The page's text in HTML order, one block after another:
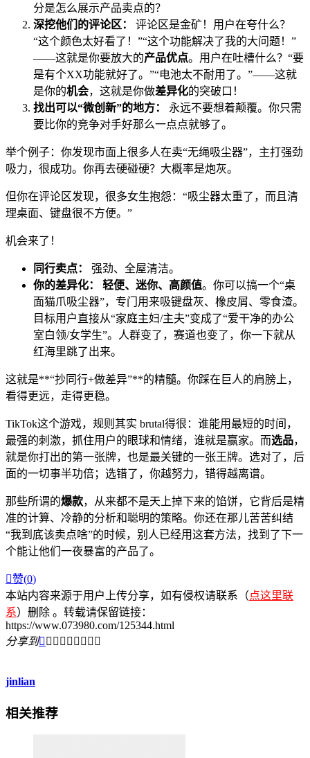
分是怎么展示产品卖点的？
深挖他们的评论区：
评论区是金矿！用户在夸什么？
“这个颜色太好看了！”“这个功能解决了我的大问题！”
——这就是你要放大的产品优点。用户在吐槽什么？“要
是有个XX功能就好了。”“电池太不耐用了。”——这就
是你的机会，这就是你做差异化的突破口！
找出可以“微创新”的地方：
永远不要想着颠覆。你只需
要比你的竞争对手好那么一点点就够了。
举个例子：你发现市面上很多人在卖“无绳吸尘器”，主打强劲
吸力，很成功。你再去硬碰硬？大概率是炮灰。
但你在评论区发现，很多女生抱怨：“吸尘器太重了，而且清
理桌面、键盘很不方便。”
机会来了！
同行卖点：
强劲、全屋清洁。
你的差异化：
轻便、迷你、高颜值。你可以搞一个“桌
面猫爪吸尘器”，专门用来吸键盘灰、橡皮屑、零食渣。
目标用户直接从“家庭主妇/主夫”变成了“爱干净的办公
室白领/女学生”。人群变了，赛道也变了，你一下就从
红海里跳了出来。
这就是**“抄同行+做差异”**的精髓。你踩在巨人的肩膀上，
看得更远，走得更稳。
TikTok这个游戏，规则其实 brutal得很：谁能用最短的时间，
最强的刺激，抓住用户的眼球和情绪，谁就是赢家。而选品，
就是你打出的第一张牌，也是最关键的一张王牌。选对了，后
面的一切事半功倍；选错了，你越努力，错得越离谱。
那些所谓的爆款，从来都不是天上掉下来的馅饼，它背后是精
准的计算、冷静的分析和聪明的策略。你还在那儿苦苦纠结
“我到底该卖点啥”的时候，别人已经用这套方法，找到了下一
个能让他们一夜暴富的产品了。
赞(0)
本站内容来源于用户上传分享，如有侵权请联系（点这里联
系）删除 。转载请保留链接：
https://www.073980.com/125344.html
分享到        
jinlian
相关推荐